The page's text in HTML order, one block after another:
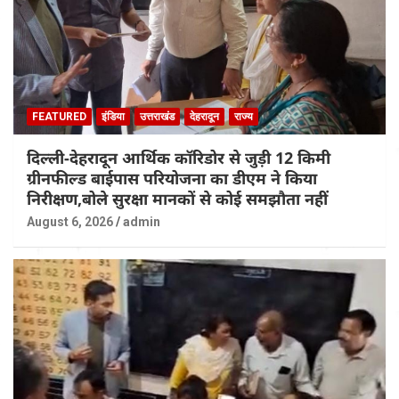
FEATURED इंडिया उत्तराखंड देहरादून राज्य
दिल्ली-देहरादून आर्थिक कॉरिडोर से जुड़ी 12 किमी
ग्रीनफील्ड बाईपास परियोजना का डीएम ने किया
निरीक्षण,बोले सुरक्षा मानकों से कोई समझौता नहीं
August 6, 2026 admin